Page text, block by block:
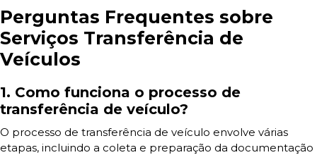
Perguntas Frequentes sobre
Serviços Transferência de
Veículos
1. Como funciona o processo de
transferência de veículo?
O processo de transferência de veículo envolve várias
etapas, incluindo a coleta e preparação da documentação